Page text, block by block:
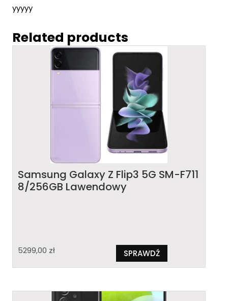
yyyyy
Related products
Samsung Galaxy Z Flip3 5G SM-F711
8/256GB Lawendowy
5299,00 zł SPRAWDŹ